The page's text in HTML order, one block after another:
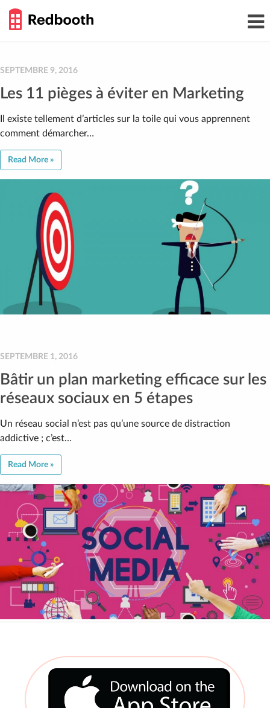
content
GUIDE
SEPTEMBRE 9, 2016
Les 11 pièges à éviter en Marketing
Il existe tellement d’articles sur la toile qui vous apprennent
comment démarcher…
Read More »
SEPTEMBRE 1, 2016
Bâtir un plan marketing efficace sur les
réseaux sociaux en 5 étapes
Un réseau social n’est pas qu’une source de distraction
addictive ; c’est…
Read More »